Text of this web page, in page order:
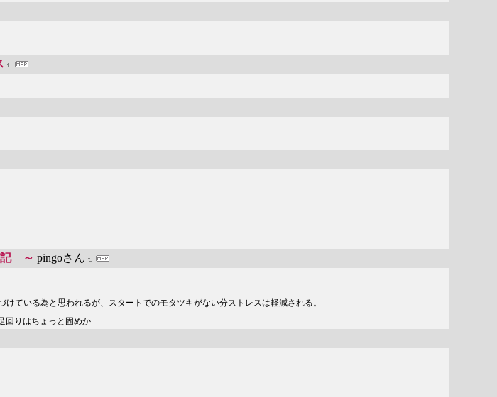
記 ～ pingoさん
ている為と思われるが、スタートでのモタツキがない分ストレスは軽減される。
回りはちょっと固めか